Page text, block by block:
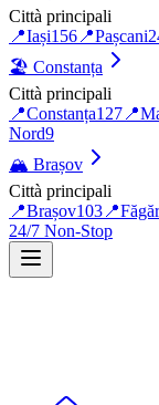
Città principali
📍Iași156 📍Pașcani
🏖️ Constanța
Città principali
📍Constanța127 📍
Nord9
🏔️ Brașov
Città principali
📍Brașov103 📍
24/7 Non-Stop